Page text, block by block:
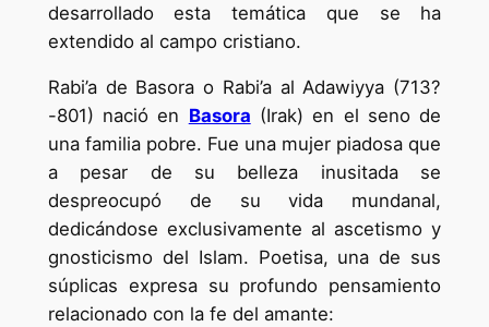
desarrollado esta temática que se ha
extendido al campo cristiano.
Rabi’a de Basora o Rabi’a al Adawiyya (713?
-801) nació en Basora (Irak) en el seno de
una familia pobre. Fue una mujer piadosa que
a pesar de su belleza inusitada se
despreocupó de su vida mundanal,
dedicándose exclusivamente al ascetismo y
gnosticismo del Islam. Poetisa, una de sus
súplicas expresa su profundo pensamiento
relacionado con la fe del amante: